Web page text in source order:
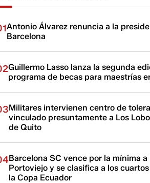
Antonio Álvarez renuncia a la
Barcelona
Guillermo Lasso lanza la segunda
programa de becas para maestrías
Militares intervienen centro de
vinculado presuntamente a Los
de Quito
Barcelona SC vence por la mínima a
Portoviejo y se clasifica a los
la Copa Ecuador